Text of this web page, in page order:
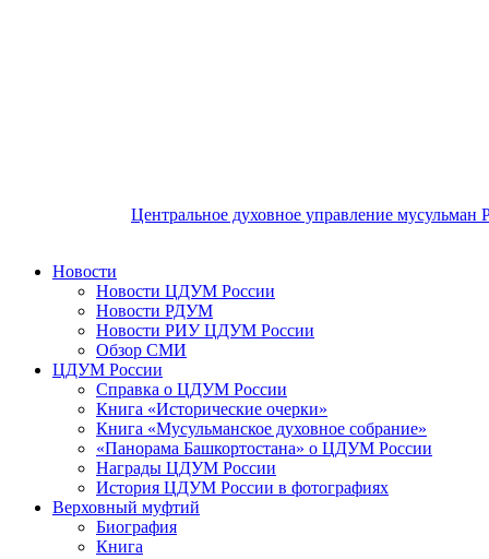
Центральное духовное управление мусульман
Новости
Новости ЦДУМ России
Новости РДУМ
Новости РИУ ЦДУМ России
Обзор СМИ
ЦДУМ России
Справка о ЦДУМ России
Книга «Исторические очерки»
Книга «Мусульманское духовное собрание»
«Панорама Башкортостана» о ЦДУМ России
Награды ЦДУМ России
История ЦДУМ России в фотографиях
Верховный муфтий
Биография
Книга